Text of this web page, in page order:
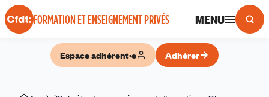
Panneau de gestion des cookies
FORMATION ET ENSEIGNEMENT PRIVÉS MENU
Espace adhérent·e Adhérer